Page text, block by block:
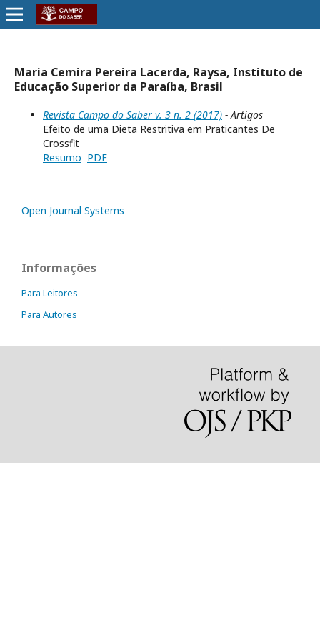
Maria Cemira Pereira Lacerda, Raysa, Instituto de
Educação Superior da Paraíba, Brasil
Revista Campo do Saber v. 3 n. 2 (2017) - Artigos
Efeito de uma Dieta Restritiva em Praticantes De
Crossfit
Resumo PDF
Open Journal Systems
Informações
Para Leitores
Para Autores